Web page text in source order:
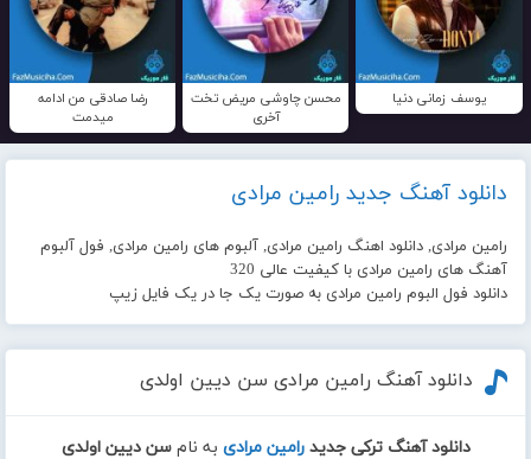
یوسف زمانی دنیا
محسن چاوشی مریض تخت
آخری
رضا صادقی من ادامه
میدمت
دانلود آهنگ جدید رامین مرادی
رامین مرادی, دانلود اهنگ رامین مرادی, آلبوم های رامین مرادی, فول آلبوم
آهنگ های رامین مرادی با کیفیت عالی 320
دانلود فول البوم رامین مرادی به صورت یک جا در یک فایل زیپ
دانلود آهنگ رامین مرادی سن دیین اولدی
دانلود آهنگ ترکی جدید رامین مرادی به نامسن دیین اولدی